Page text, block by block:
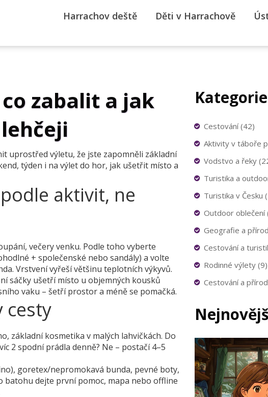
Harrachov deště Děti v Harrachově
zabalit a jak
uprostřed výletu, že jste zapomněli základní
týden i na výlet do hor, jak ušetřit místo a
aktivit, ne
večery venku. Podle toho vyberte
+ společenské nebo sandály) a volte
Vrstvení vyřeší většinu teplotních výkyvů.
sáčky ušetří místo u objemných kousků
vaku – šetří prostor a méně se pomačká.
cesty
základní kosmetika v malých lahvičkách. Do
2 spodní prádla denně? Ne – postačí 4–5
goretex/nepromokavá bunda, pevné boty,
batohu dejte první pomoc, mapa nebo offline
Kategorie
Cestování(42)
Aktivity v táboře
Vodstvo a řeky
Turistika a
Turistika v Česku
Outdoor oblečení
Geografie a
Cestování a
Rodinné výlety (9)
Cestování a